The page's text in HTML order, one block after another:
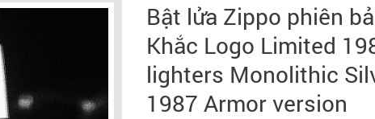
Bật lửa Zippo phiên
Khắc Logo Limited
lighters Monolithic
1987 Armor version